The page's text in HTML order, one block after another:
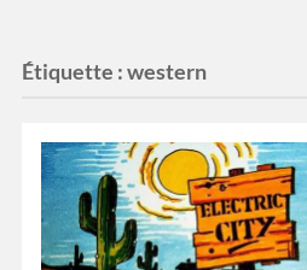
Étiquette :western